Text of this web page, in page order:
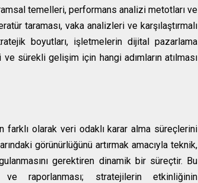
temelleri, performans analizi metotları ve
taraması, vaka analizleri ve karşılaştırmalı
boyutları, işletmelerin dijital pazarlama
sürekli gelişim için hangi adımların atılması
farklı olarak veri odaklı karar alma süreçlerini
görünürlüğünü artırmak amacıyla teknik,
gerektiren dinamik bir süreçtir. Bu
raporlanması; stratejilerin etkinliğinin